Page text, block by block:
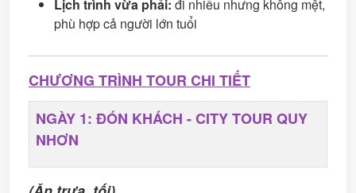
Lịch trình vừa phải: đi nhiều nhưng không mệt,
phù hợp cả người lớn tuổi
CHƯƠNG TRÌNH TOUR CHI TIẾT
NGÀY 1: ĐÓN KHÁCH - CITY TOUR QUY
NHƠN